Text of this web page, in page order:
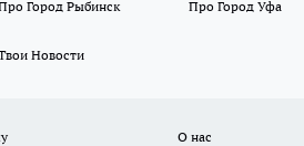
Город Рыбинск Про Город Уфа
Новости
О нас